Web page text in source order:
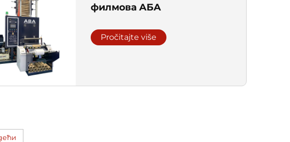
филмова АБА
Pročitajte više